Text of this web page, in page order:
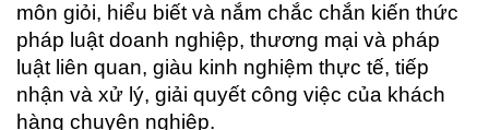
môn giỏi, hiểu biết và nắm chắc chắn kiến thức
pháp luật doanh nghiệp, thương mại và pháp
luật liên quan, giàu kinh nghiệm thực tế, tiếp
nhận và xử lý, giải quyết công việc của khách
hàng chuyên nghiệp.